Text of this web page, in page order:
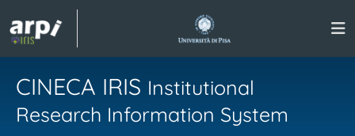
CINECA IRIS Institutional
Research Information System